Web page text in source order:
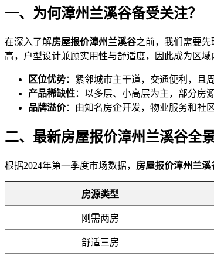
一、为何漳州兰溪谷备受关注？
在深入了解房屋报价漳州兰溪谷之前，我们需要
高，户型设计兼顾实用性与舒适度，因此成为区域
区位优势：紧邻城市主干道，交通便利，且
产品稀缺性：以多层、小高层为主，部分房
品牌溢价：由知名房企开发，物业服务和社
二、最新房屋报价漳州兰溪谷全
根据2024年第一季度市场数据， 房屋报价漳州兰溪
房源类型
刚需两房
舒适三房